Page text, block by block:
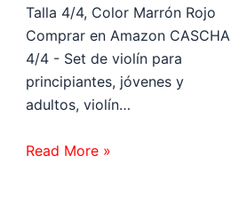
Talla 4/4, Color Marrón Rojo
Comprar en Amazon CASCHA
4/4 - Set de violín para
principiantes, jóvenes y
adultos, violín…
Read More »